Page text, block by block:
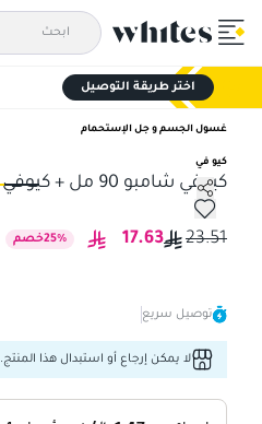
اختر طريقة التوصيل
غسول الجسم و جل الإستحمام
كيو في
كيوفي شامبو 90 مل + كيوفي غسول جسم 40 مل
كيوفي شامبو 90 مل + كيوفي غسول جسم 40 مل
23.51
17.63
25% خصم
توصيل سريع
لا يمكن إرجاع أو استبدال هذا المنتج.